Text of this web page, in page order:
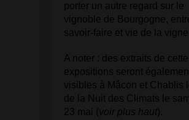
porter un autre regard sur le
vignoble de Bourgogne,
savoir-faire et vie de la
A noter : des extraits de cette
expositions seront
visibles à Mâcon et Chablis
de la Nuit des Climats le
23 mai (voir plus haut).